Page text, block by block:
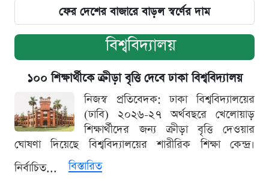
ফের দেশের বাজারে বাড়ল স্বর্ণের দাম
বিশ্ববিদ্যালয়
১০০ শিক্ষার্থীকে ক্রীড়া বৃত্তি দেবে ঢাকা বিশ্ববিদ্যালয়
নিজস্ব প্রতিবেদক: ঢাকা বিশ্ববিদ্যালয়ের
(ঢাবি) ২০২৬-২৭ অর্থবছরে খেলোয়াড়
শিক্ষার্থীদের জন্য ক্রীড়া বৃত্তি দেওয়ার
ঘোষণা দিয়েছে বিশ্ববিদ্যালয়ের শারীরিক শিক্ষা কেন্দ্র।
নির্বাচিত...
বিস্তারিত